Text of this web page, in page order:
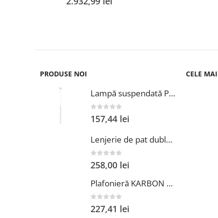
PRODUSE NOI
Lampă suspendată PASTELO 1 bej
out of 5
157,44 lei
Lenjerie de pat dubla Xmas-427 multicolor 3 piese bumbac 200x220 cm cearceaf 50x70 cm fete de perna Pearl Home
out of 5
258,00 lei
Plafonieră KARBON 40 verde măsliniu
out of 5
227,41 lei
CELE